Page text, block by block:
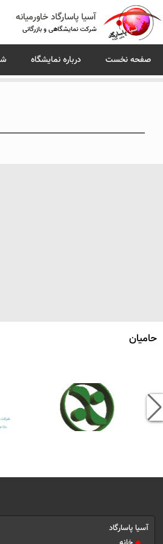
آسیا پاسارگاد خاورمیانه
شرکت نمایشگاهی و بازرگانی
صفحه نخست درباره نمایشگاه
حامیان
آسیا پاسارگاد